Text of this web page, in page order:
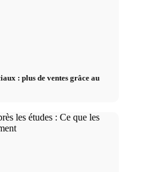
: plus de ventes grâce au